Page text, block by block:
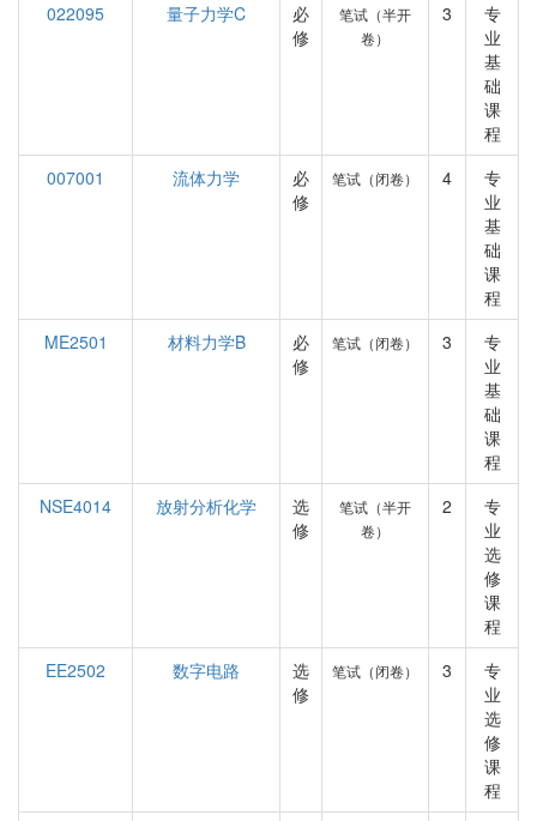
022095 量子力学C
必
修
笔试（半开
卷）
3
专
业
基
础
课
程
007001
流体力学
必
修
笔试（闭卷） 4
专
业
基
础
课
程
ME2501
材料力学B
必
修
笔试（闭卷） 3
专
业
基
础
课
程
NSE4014
放射分析化学
选
修
笔试（半开
卷）
2
专
业
选
修
课
程
EE2502
数字电路
选
修
笔试（闭卷） 3
专
业
选
修
课
程